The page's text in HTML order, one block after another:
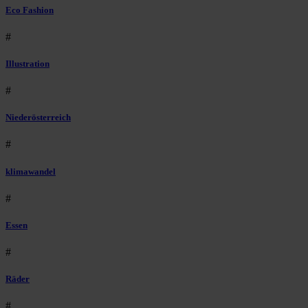
Eco Fashion
#
Illustration
#
Niederösterreich
#
klimawandel
#
Essen
#
Räder